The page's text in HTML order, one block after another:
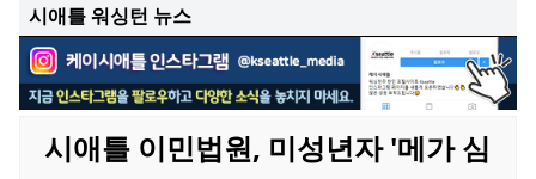
시애틀 워싱턴 뉴스
시애틀 이민법원, 미성년자 '메가 심